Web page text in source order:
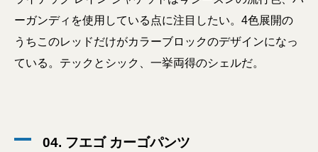
ーガンディを使用している点に注目したい。4色展開の
うちこのレッドだけがカラーブロックのデザインになっ
ている。テックとシック、一挙両得のシェルだ。
04. フエゴ カーゴパンツ